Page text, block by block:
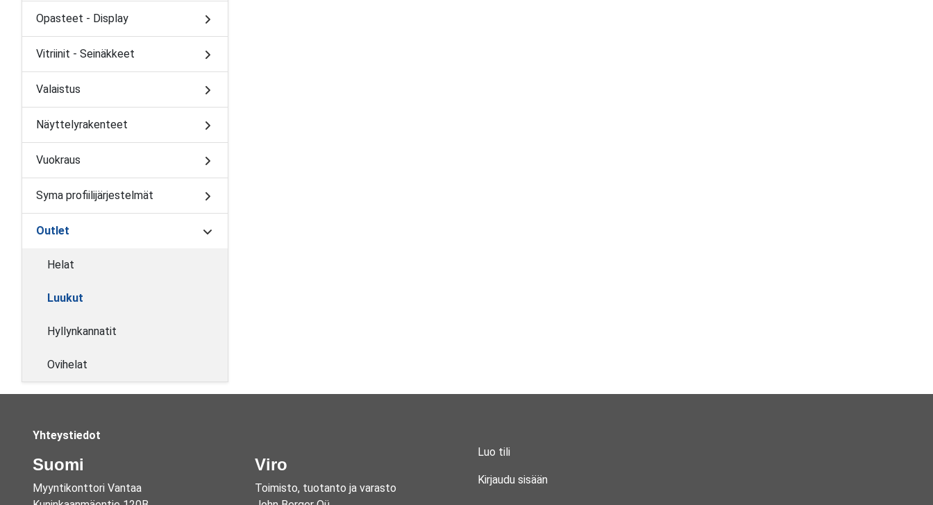
Opasteet - Display
Vitriinit - Seinäkkeet
Valaistus
Näyttelyrakenteet
Vuokraus
Syma profiilijärjestelmät
Outlet
Helat
Luukut
Hyllynkannatit
Ovihelat
Yhteystiedot
Suomi
Myyntikonttori Vantaa
Viro
Toimisto, tuotanto ja varasto
Luo tili
Kirjaudu sisään